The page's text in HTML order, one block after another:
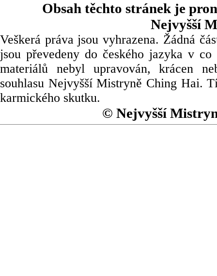
Obsah těchto stránek je
Nejvyšší
Veškerá práva jsou vyhrazena. Žádná
jsou převedeny do českého jazyka v
materiálů nebyl upravován, krácen
souhlasu Nejvyšší Mistryně Ching Hai.
karmického skutku.
© Nejvyšší